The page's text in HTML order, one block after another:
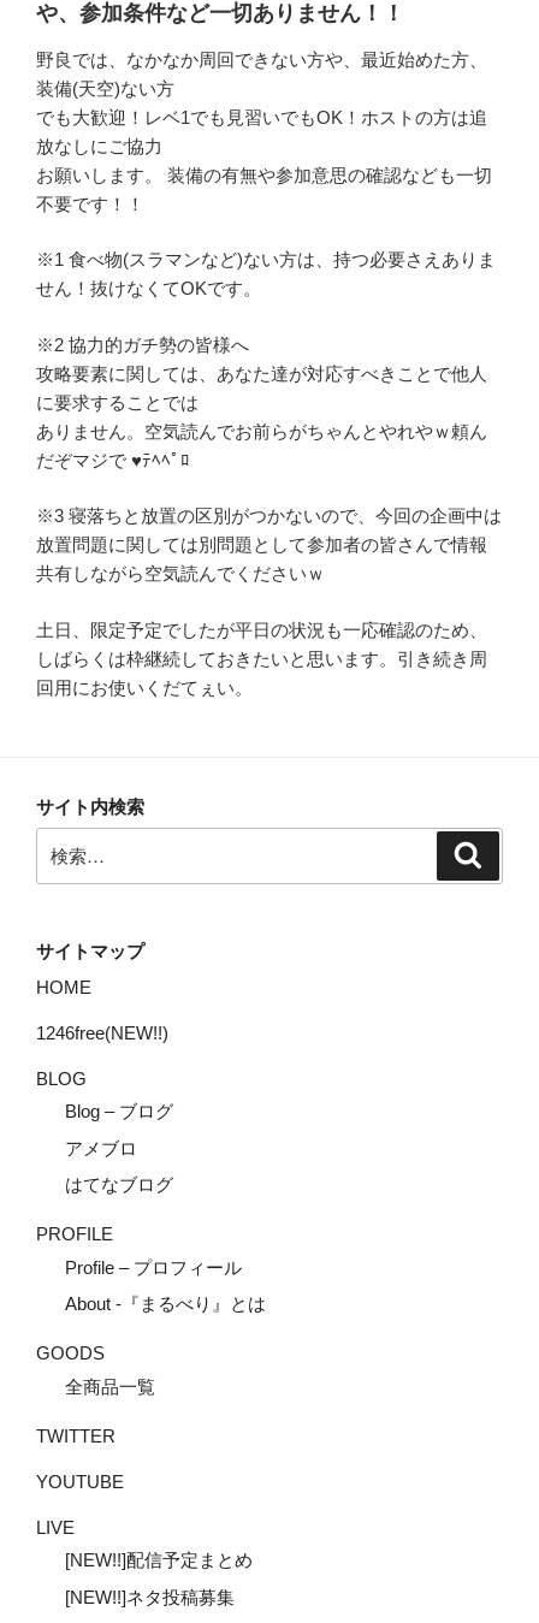
や、参加条件など一切ありません！！
野良では、なかなか周回できない方や、最近始めた方、
装備(天空)ない方
でも大歓迎！レベ1でも見習いでもOK！ホストの方は追
放なしにご協力
お願いします。 装備の有無や参加意思の確認なども一切
不要です！！
※1 食べ物(スラマンなど)ない方は、持つ必要さえありま
せん！抜けなくてOKです。
※2 協力的ガチ勢の皆様へ
攻略要素に関しては、あなた達が対応すべきことで他人
に要求することでは
ありません。空気読んでお前らがちゃんとやれやｗ頼ん
だぞマジで ♥ﾃﾍﾍﾟﾛ
※3 寝落ちと放置の区別がつかないので、今回の企画中は
放置問題に関しては別問題として参加者の皆さんで情報
共有しながら空気読んでくださいｗ
土日、限定予定でしたが平日の状況も一応確認のため、
しばらくは枠継続しておきたいと思います。引き続き周
回用にお使いくだてぇい。
サイト内検索
索:
サイトマップ
HOME
1246free(NEW!!)
BLOG
Blog – ブログ
アメブロ
はてなブログ
PROFILE
Profile – プロフィール
About -『まるべり』とは
GOODS
全商品一覧
TWITTER
YOUTUBE
LIVE
[NEW!!]配信予定まとめ
[NEW!!]ネタ投稿募集